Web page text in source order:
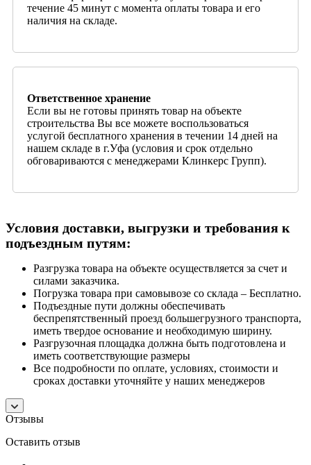
течение 45 минут с момента оплаты товара и его
наличия на складе.
Ответственное хранение
Если вы не готовы принять товар на объекте
строительства Вы все можете воспользоваться
услугой бесплатного хранения в течении 14 дней на
нашем складе в г.Уфа (условия и срок отдельно
обговариваются с менеджерами Клинкерс Групп).
Условия доставки, выгрузки и требования к
подъездным путям:
Разгрузка товара на объекте осуществляется за счет и
силами заказчика.
Погрузка товара при самовывозе со склада – Бесплатно.
Подъездные пути должны обеспечивать
беспрепятственный проезд большегрузного транспорта,
иметь твердое основание и необходимую ширину.
Разгрузочная площадка должна быть подготовлена и
иметь соответствующие размеры
Все подробности по оплате, условиях, стоимости и
сроках доставки уточняйте у наших менеджеров
Отзывы
Оставить отзыв